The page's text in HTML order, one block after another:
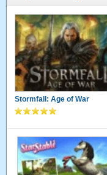
Stormfall: Age of War